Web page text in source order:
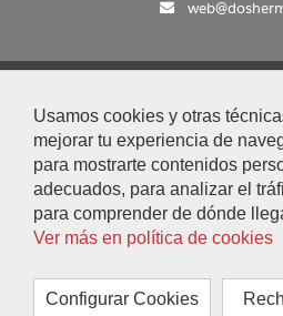
Usamos cookies y otras
mejorar tu experiencia de
para mostrarte contenidos
adecuados, para analizar el
para comprender de dónde
Ver más en política de cookies
Configurar Cookies
Aviso Legal y
|
Mapa
|
|
|